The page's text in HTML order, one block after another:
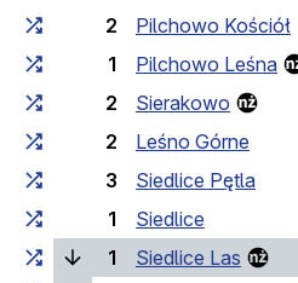
2
Pilchowo Kościół
1
Pilchowo Leśna
2
Sierakowo
2
Leśno Górne
3
Siedlice Pętla
1
Siedlice
1
Siedlice Las